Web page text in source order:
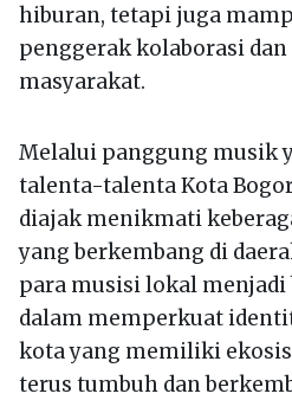
hiburan, tetapi juga
penggerak kolaborasi
masyarakat.
Melalui panggung musik
talenta-talenta Kota
diajak menikmati
yang berkembang di
para musisi lokal
dalam memperkuat
kota yang memiliki
terus tumbuh dan